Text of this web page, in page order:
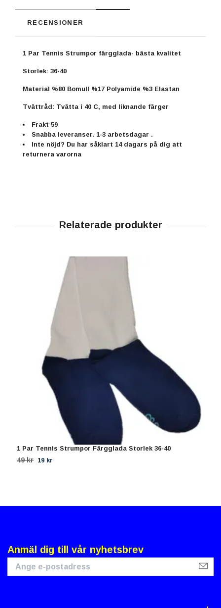
RECENSIONER
1 Par Tennis Strumpor färgglada- bästa kvalitet
Storlek: 36-40
Material %80 Bomull %17 Polyamide %3 Elastan
Tvättråd: Tvätta i 40 C, med liknande färger
Frakt 59
Snabba leveranser. 1-3 arbetsdagar .
Inte nöjd? Du har såklart 14 dagars på dig att
returnera varorna
1 Par Tennis Strumpor Färgglada Storlek 36-40
49 kr 19 kr
Anmäl dig till vår nyhetsbrev